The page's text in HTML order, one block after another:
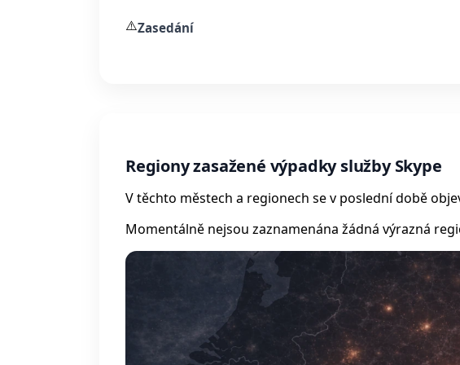
⚠️Zasedání
Regiony zasažené výpadky služby Skype
V těchto městech a regionech se v poslední době
Momentálně nejsou zaznamenána žádná výrazná